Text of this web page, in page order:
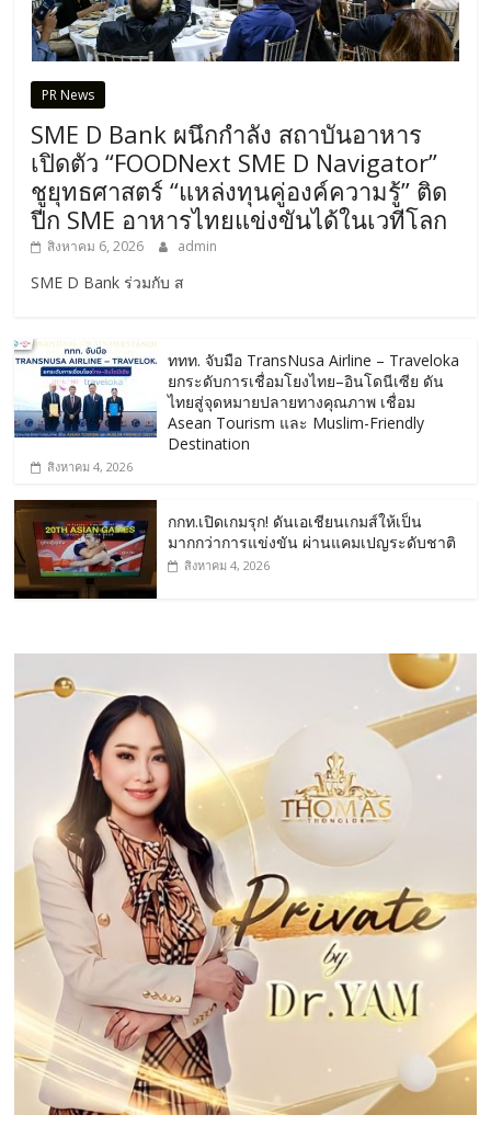
PR News
SME D Bank ผนึกกำลัง สถาบันอาหาร
เปิดตัว “FOODNext SME D Navigator”
ชูยุทธศาสตร์ “แหล่งทุนคู่องค์ความรู้” ติด
ปีก SME อาหารไทยแข่งขันได้ในเวทีโลก
สิงหาคม 6, 2026 admin
SME D Bank ร่วมกับ ส
ททท. จับมือ TransNusa Airline – Traveloka
ยกระดับการเชื่อมโยงไทย–อินโดนีเซีย ดัน
ไทยสู่จุดหมายปลายทางคุณภาพ เชื่อม
Asean Tourism และ Muslim-Friendly
Destination
สิงหาคม 4, 2026
กกท.เปิดเกมรุก! ดันเอเชียนเกมส์ให้เป็น
มากกว่าการแข่งขัน ผ่านแคมเปญระดับชาติ
สิงหาคม 4, 2026